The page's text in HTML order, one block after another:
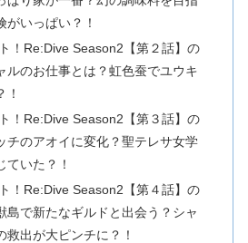
がいっぱい？！
！Re:Dive Season2【第２話】の
のお仕事とは？虹色蚕でユウキ
！
！Re:Dive Season2【第３話】の
のアオイに変化？聖テレサ女学
ていた？！
！Re:Dive Season2【第４話】の
で新たなギルドと出会う？シャ
救出が大ピンチに？！